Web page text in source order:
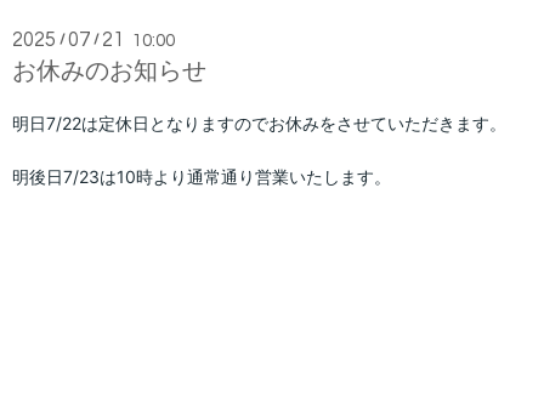
2025 /07 / 21 10:00
お休みのお知らせ
明日7/22は定休日となりますのでお休みをさせていただきます。
明後日7/23は10時より通常通り営業いたします。